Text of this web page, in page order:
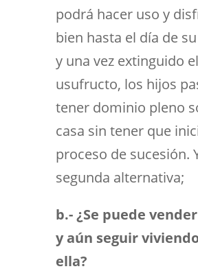
podrá hacer uso y
bien hasta el día de
y una vez extinguido el
usufructo, los hijos
tener dominio pleno
casa sin tener que
proceso de sucesión.
segunda alternativa;
b.- ¿Se puede
y aún seguir
ella?